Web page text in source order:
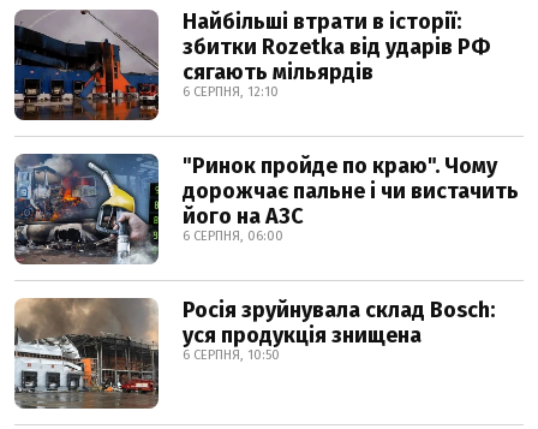
Найбільші втрати в історії:
збитки Rozetka від ударів РФ
сягають мільярдів
6 СЕРПНЯ, 12:10
"Ринок пройде по краю". Чому
дорожчає пальне і чи вистачить
його на АЗС
6 СЕРПНЯ, 06:00
Росія зруйнувала склад Bosch:
уся продукція знищена
6 СЕРПНЯ, 10:50